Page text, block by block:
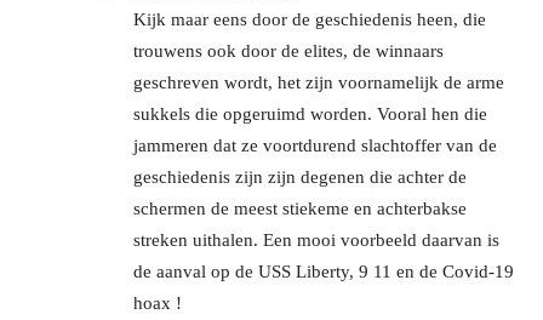
Kijk maar eens door de geschiedenis heen, die
trouwens ook door de elites, de winnaars
geschreven wordt, het zijn voornamelijk de arme
sukkels die opgeruimd worden. Vooral hen die
jammeren dat ze voortdurend slachtoffer van de
geschiedenis zijn zijn degenen die achter de
schermen de meest stiekeme en achterbakse
streken uithalen. Een mooi voorbeeld daarvan is
de aanval op de USS Liberty, 9 11 en de Covid-19
hoax !